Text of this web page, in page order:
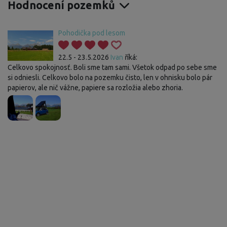
Hodnocení pozemků
Pohodička pod lesom
22.5 - 23.5.2026 Ivan říká:
Celkovo spokojnosť. Boli sme tam sami. Všetok odpad po sebe sme
si odniesli. Celkovo bolo na pozemku čisto, len v ohnisku bolo pár
papierov, ale nič vážne, papiere sa rozložia alebo zhoria.